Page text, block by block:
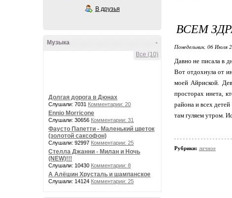
В друзья
-
Музыка
Все (10)
Долгая дорога в Дюнах
Слушали: 7031 Комментарии: 20
Ennio Morricone
Слушали: 30656 Комментарии: 31
Фаусто Папетти - Маленький цветок
(золотой саксофон)
Слушали: 92997 Комментарии: 25
Стелла Джанни - Милан и Ночь
(NEW)!!!
Слушали: 10430 Комментарии: 8
А Алёшин Хрусталь и шампанское
Слушали: 14124 Комментарии: 25
ВСЕМ
Понедельник, 06 Июля
Давно не писала в
Вот отдохнула от
моей Айриской.
просторах инета,
района и всех
там гуляем утром.
Рубрики: личное